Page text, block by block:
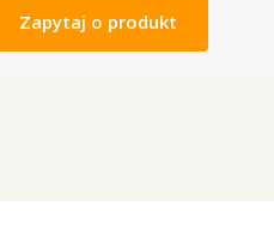
Zapytaj o produkt